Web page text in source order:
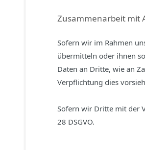
Zusammenarbeit mit
Sofern wir im Rahmen
übermitteln oder ihnen
Daten an Dritte, wie an
Verpflichtung dies
Sofern wir Dritte mit der
28 DSGVO.